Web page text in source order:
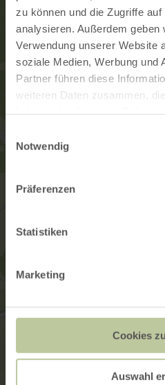
zu können und die Zugriffe
analysieren. Außerdem
Verwendung unserer Website
soziale Medien, Werbung und
Partner führen diese
weiteren Daten zusammen,
Notwendig
Präferenzen
Statistiken
Marketing
Cookies
Auswahl